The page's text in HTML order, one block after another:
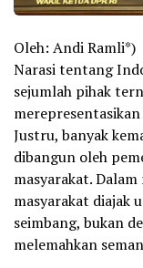
Oleh: Andi Ramli*)
Narasi tentang
sejumlah pihak
Justru, banyak
dibangun oleh
masyarakat.
masyarakat diajak
seimbang, bukan
melemahkan